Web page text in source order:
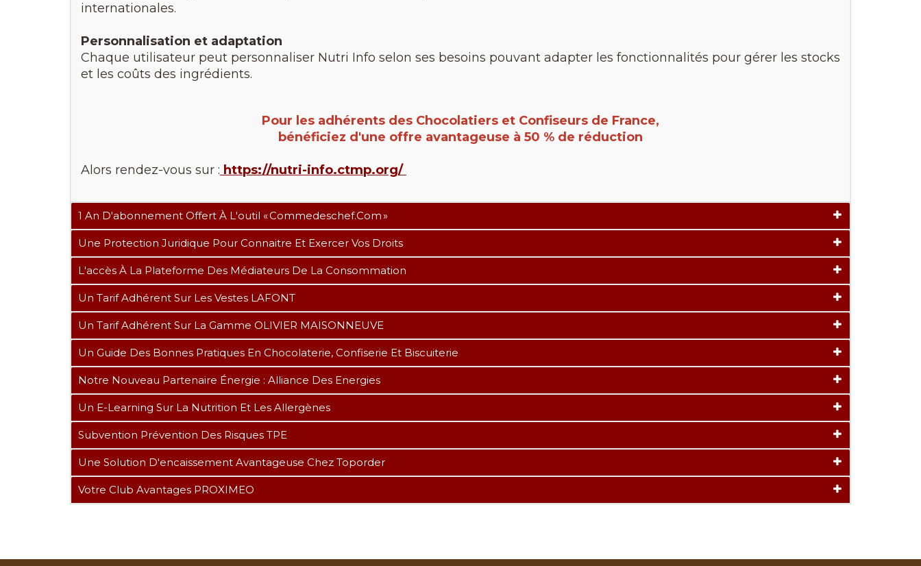
internationales.
Personnalisation et adaptation
Chaque utilisateur peut personnaliser Nutri Info selon ses besoins pouvant adapter les fonctionnalités pour gérer les stocks
et les coûts des ingrédients.
Pour les adhérents des Chocolatiers et Confiseurs de France,
bénéficiez d'une offre avantageuse à 50 % de réduction
Alors rendez-vous sur : https://nutri-info.ctmp.org/
1 An D'abonnement Offert À L'outil « Commedeschef.com »
Une Protection Juridique Pour Connaitre Et Exercer Vos Droits
L'accès À La Plateforme Des Médiateurs De La Consommation
Un Tarif Adhérent Sur Les Vestes LAFONT
Un Tarif Adhérent Sur La Gamme OLIVIER MAISONNEUVE
Un Guide Des Bonnes Pratiques En Chocolaterie, Confiserie Et Biscuiterie
Notre Nouveau Partenaire Énergie : Alliance Des Energies
Un E-Learning Sur La Nutrition Et Les Allergènes
Subvention Prévention Des Risques TPE
Une Solution D'encaissement Avantageuse Chez Toporder
Votre Club Avantages PROXIMEO